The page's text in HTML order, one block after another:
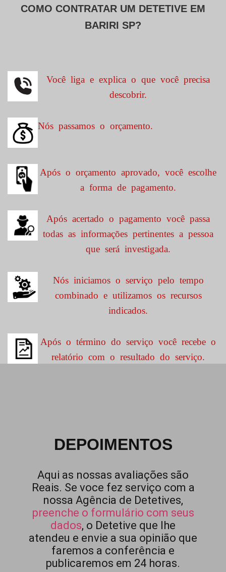
COMO CONTRATAR UM DETETIVE EM
BARIRI SP?
Você liga e explica o que você precisa
descobrir.
Nós passamos o orçamento.
Após o orçamento aprovado, você escolhe
a forma de pagamento.
Após acertado o pagamento você passa
todas as informações pertinentes a pessoa
que será investigada.
Nós iniciamos o serviço pelo tempo
combinado e utilizamos os recursos
indicados.
Após o término do serviço você recebe o
relatório com o resultado do serviço.
DEPOIMENTOS
Aqui as nossas avaliações são
Reais. Se voce fez serviço com a
nossa Agência de Detetives,
preenche o formulário com seus
dados, o Detetive que lhe
atendeu e envie a sua opinião que
faremos a conferência e
publicaremos em 24 horas.